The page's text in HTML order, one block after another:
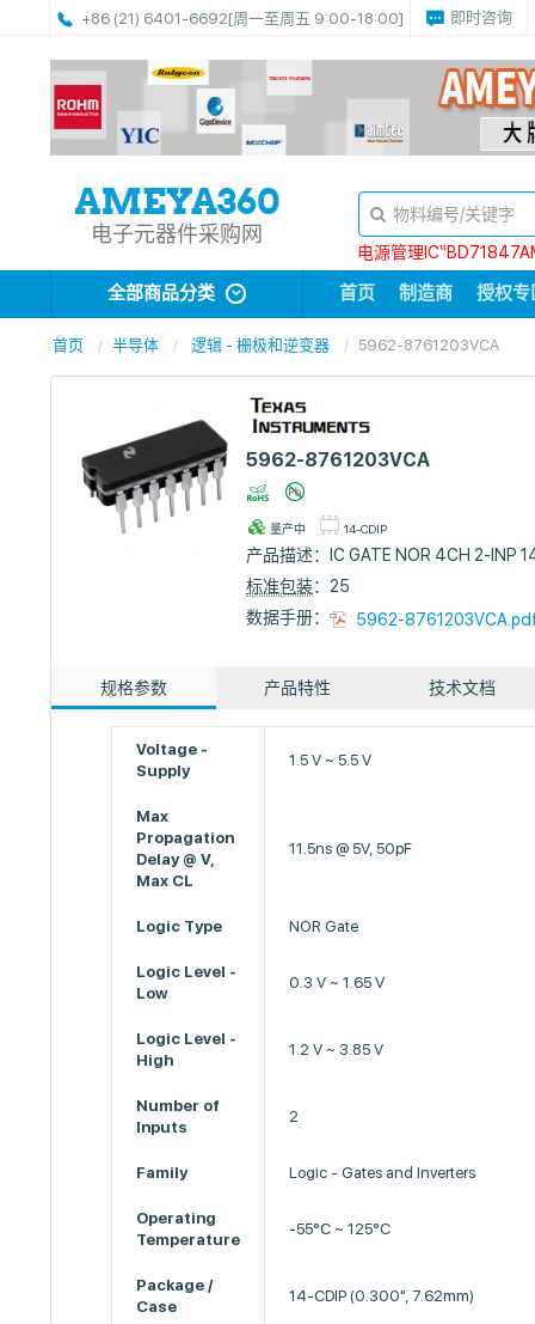
+86 (21) 6401-6692[周一至周五 9:00-18:00] 即时咨询
电子元器件采购网
电源管理
全部商品分类 首页 制造商 授权专
首页 半导体 逻辑 - 栅极和逆变器 5962-8761203VCA
5962-8761203VCA
量产中 14-CDIP
产品描述：
IC GATE NOR 4CH 2-INP
标准包装：25
数据手册：
5962-
规格参数 产品特性 技术文档
Voltage -
Supply
1.5 V ~ 5.5 V
Max
Propagation
Delay @ V,
Max CL
11.5ns @ 5V, 50pF
Logic Type NOR Gate
Logic Level -
Low
0.3 V ~ 1.65 V
Logic Level -
High
1.2 V ~ 3.85 V
Number of
Inputs
2
Family Logic - Gates and Inverters
Operating
Temperature
-55°C ~ 125°C
Package /
Case
14-CDIP (0.300", 7.62mm)